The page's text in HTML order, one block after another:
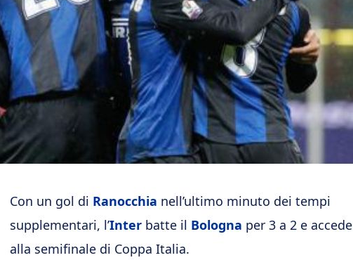
Con un gol di Ranocchia nell’ultimo minuto dei tempi
supplementari, l’Inter batte il Bologna per 3 a 2 e accede
alla semifinale di Coppa Italia.